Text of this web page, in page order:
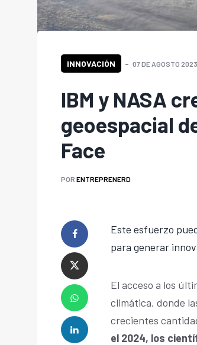
INNOVACIÓN 07 DE AGOSTO
IBM y NASA
geoespacial
Face
POR ENTREPRENERD
Este esfuerzo
para generar
El acceso a los
climática, donde
crecientes
el 2024, los